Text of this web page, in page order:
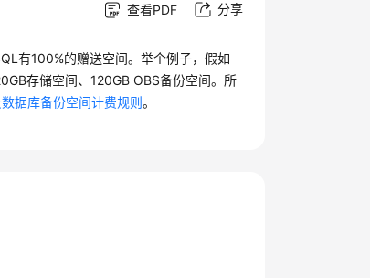
查看PDF 分享
有100%的赠送空间。举个例子，假如
存储空间、120GB OBS备份空间。所
据库备份空间计费规则。